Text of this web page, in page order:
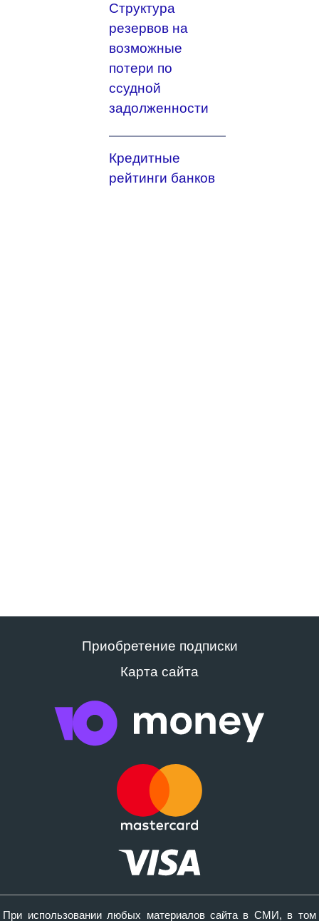
Структура
резервов на
возможные
потери по
ссудной
задолженности
Кредитные
рейтинги банков
Приобретение подписки
Карта сайта
При использовании любых материалов сайта в СМИ, в том